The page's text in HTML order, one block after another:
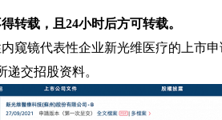
转载，且24小时后方可转载。
窥镜代表性企业新光维医疗的上市
递交招股资料。